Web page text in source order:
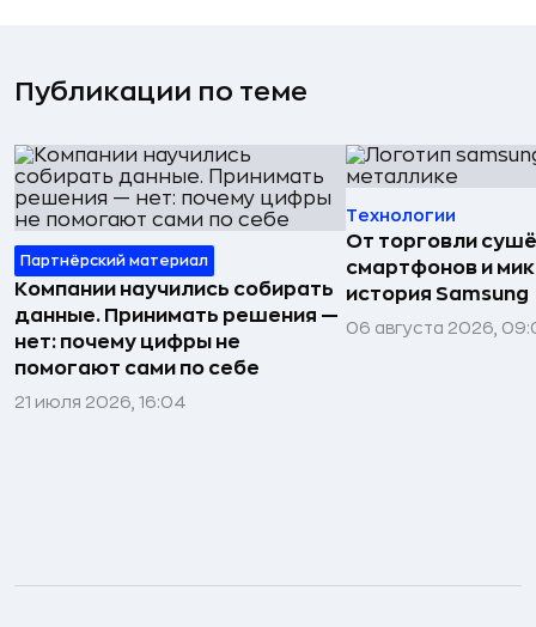
Публикации по теме
Партнёрский материал
Компании научились собирать
данные. Принимать решения —
нет: почему цифры не
помогают сами по себе
21 июля 2026, 16:04
Технологии
От торговли
смартфонов и
история Samsung
06 августа 2026,